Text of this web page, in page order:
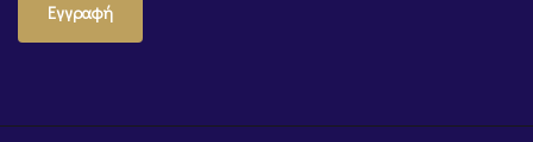
Εγγραφή